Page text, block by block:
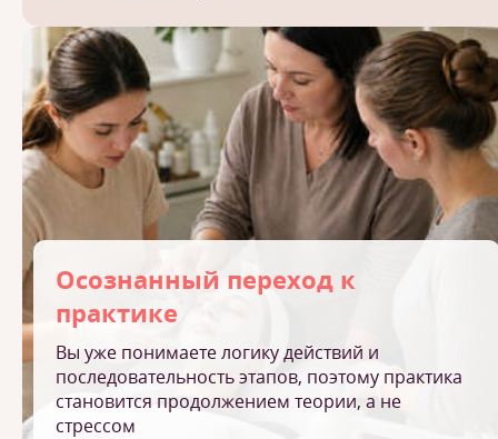
Осознанный переход к
практике
Вы уже понимаете логику действий и
последовательность этапов, поэтому практика
становится продолжением теории, а не
стрессом